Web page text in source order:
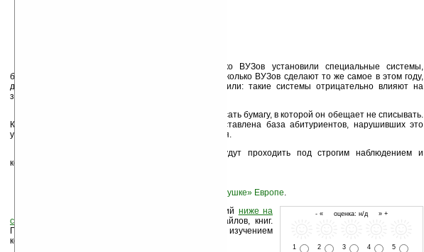
Именно поэтому в прошлом году несколько ВУЗов установили специальные системы,
блокирующие сигналы мобильных телефонов, и несколько ВУЗов сделают то же самое в этом году,
даже несмотря на то, что специалисты подтвердили: такие системы отрицательно влияют на
здоровье людей.
Кроме того, каждый абитуриент обязан подписать бумагу, в которой он обещает не списывать.
К следующим вступительным экзаменам будет составлена база абитуриентов, нарушивших это
условие, и их шансы поступить значительно снизятся.
В нынешнем году вступительные снова будут проходить под строгим наблюдением и
контролем полиции.
проблеме списывания в «старушке» Европе.
- « оценка: н/д » +
1 2 3 4 5
Оцените новость и оставьте свой комментарий ниже на
странице
на рассылку новостей, файлов, книг.
Поддержите Ладошки своей посещаемостью, изучением
коммерческой информации, ссылками.